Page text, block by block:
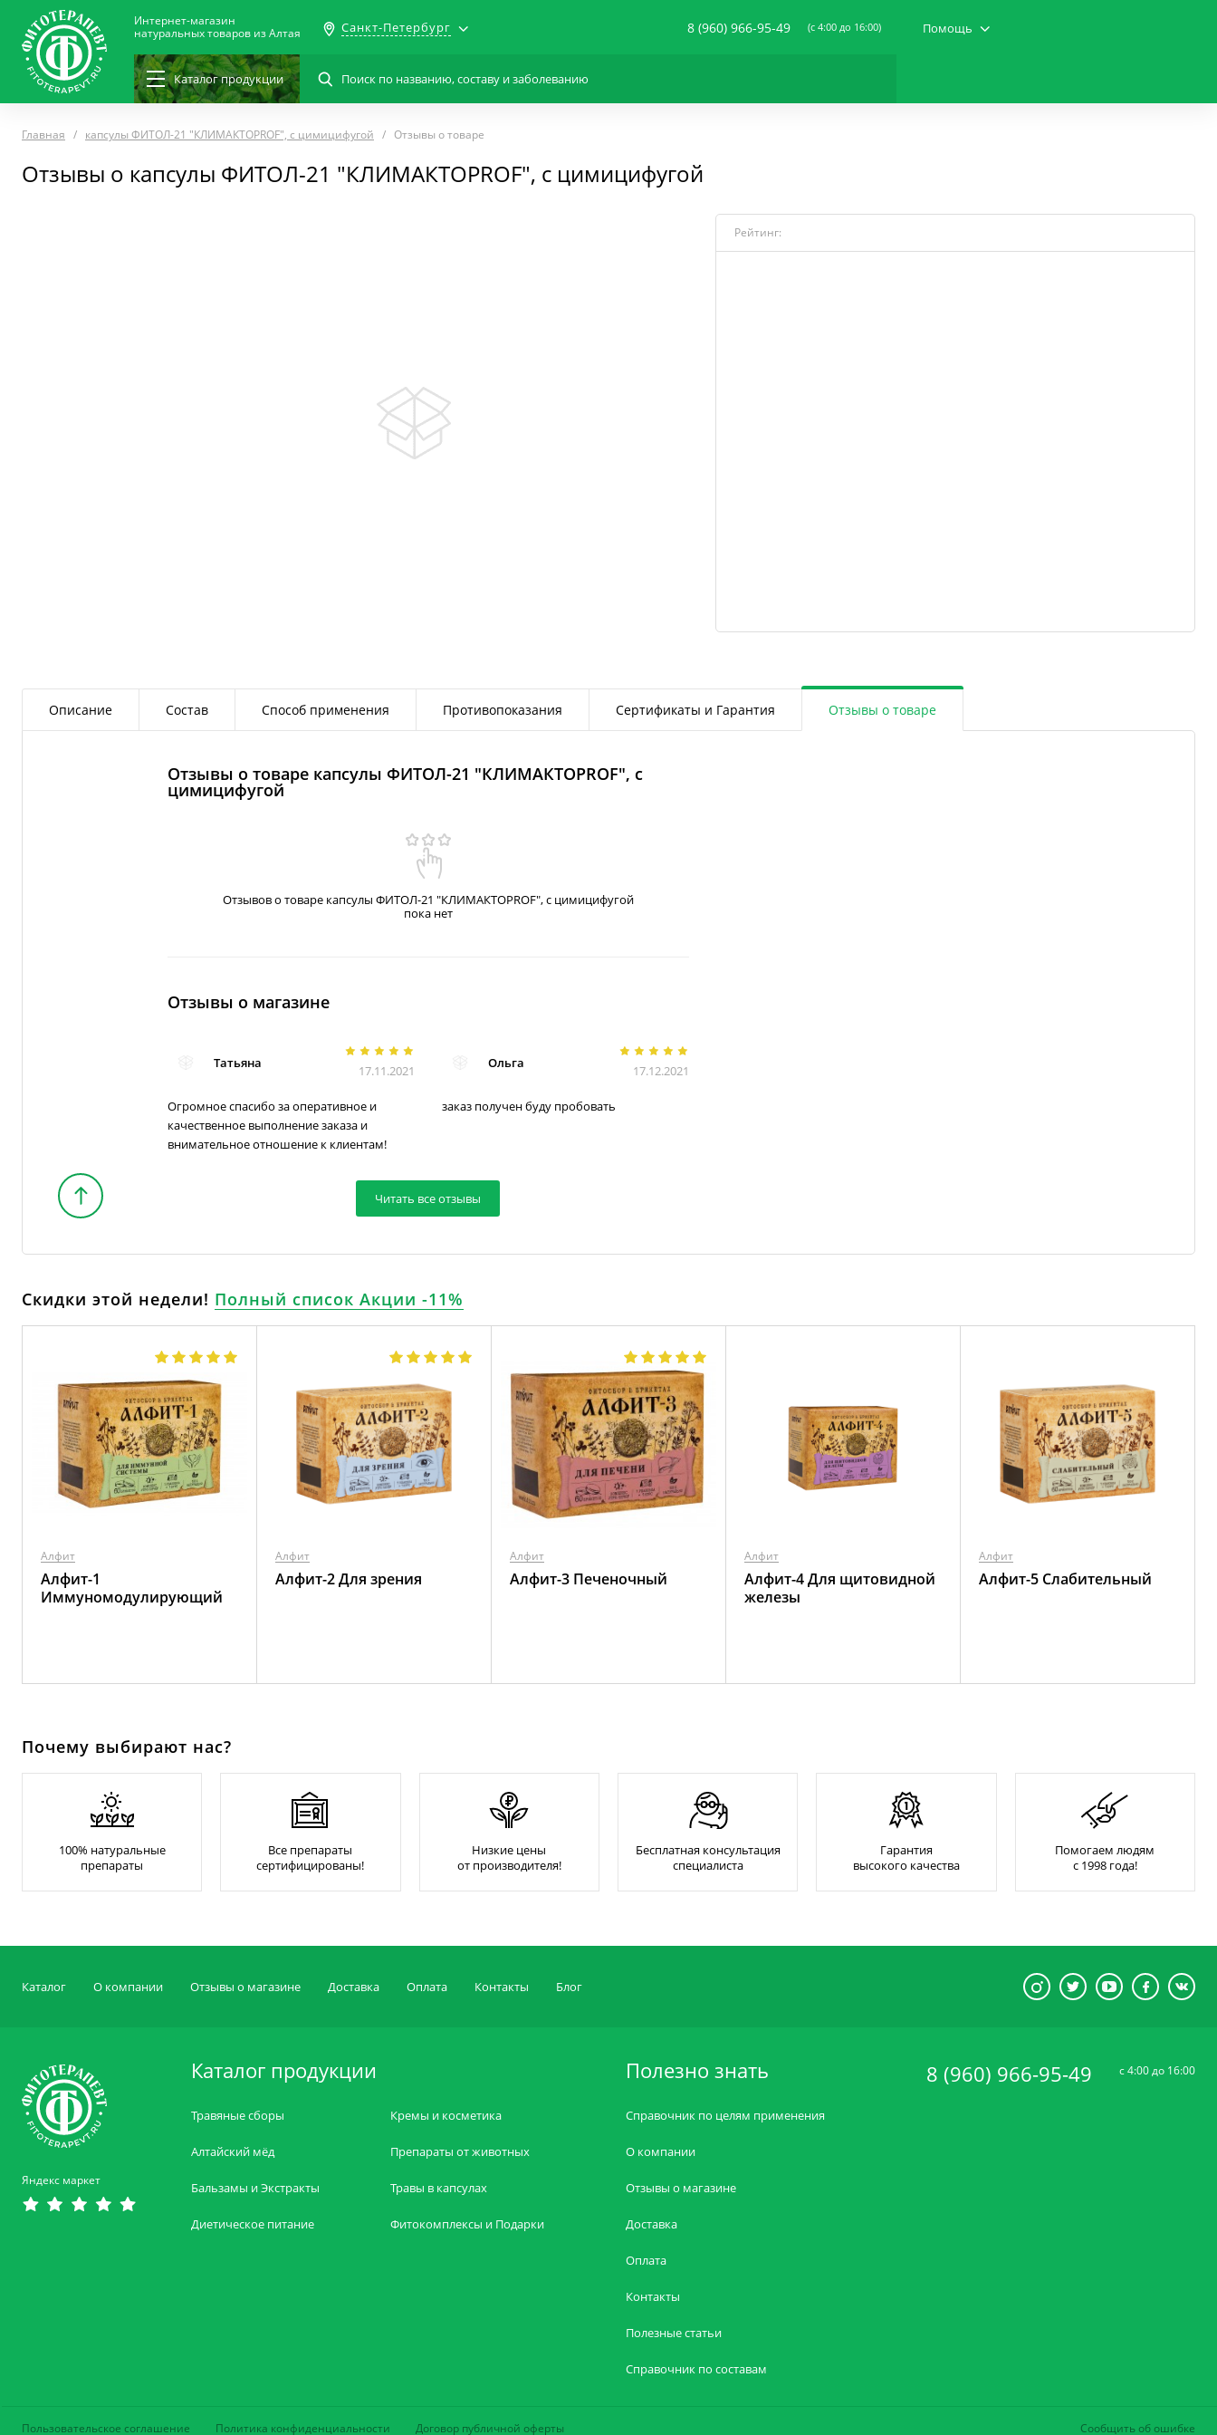
Интернет-магазин
натуральных товаров из Алтая
Санкт-Петербург 8 (960) 966-95-49 (c 4:00 до 16:00) Помощь
Каталогпродукции
Главная капсулы ФИТОЛ-21 "КЛИМАКТОPROF", с цимицифугой Отзывы о товаре
Отзывы о капсулы ФИТОЛ-21 "КЛИМАКТОPROF", с цимицифугой
Рейтинг:
Описание Состав Способ применения Противопоказания Сертификаты и Гарантия Отзывы о товаре
Отзывы о товаре капсулы ФИТОЛ-21 "КЛИМАКТОPROF", с
цимицифугой
Отзывов о товаре капсулы ФИТОЛ-21 "КЛИМАКТОPROF", с цимицифугой
пока нет
Отзывы о магазине
Татьяна
17.11.2021
Огромное спасибо за оперативное и
качественное выполнение заказа и
внимательное отношение к клиентам!
Ольга
17.12.2021
заказ получен буду пробовать
Читать все отзывы
Скидки этой недели! Полный список Акции -11%
Алфит
Алфит-1
Иммуномодулирующий
Алфит
Алфит-2 Для зрения
Алфит
Алфит-3 Печеночный
Алфит
Алфит-4 Для щитовидной
железы
Алфит
Алфит-5 Слабительный
Почему выбирают нас?
100% натуральные
препараты
Все препараты
сертифицированы!
Низкие цены
от производителя!
Бесплатная консультация
специалиста
Гарантия
высокого качества
Помогаем людям
с 1998 года!
Каталог О компании Отзывы о магазине Доставка Оплата Контакты Блог
Яндекс маркет
Каталог продукции
Травяные сборы
Алтайский мёд
Бальзамы и Экстракты
Диетическое питание
Кремы и косметика
Препараты от животных
Травы в капсулах
Фитокомплексы и Подарки
Полезно знать
Справочник по целям применения
О компании
Отзывы о магазине
Доставка
Оплата
Контакты
Полезные статьи
Справочник по составам
8 (960) 966-95-49 c 4:00 до 16:00
Пользовательское соглашение Политика конфиденциальности Договор публичной оферты Сообщить об ошибке